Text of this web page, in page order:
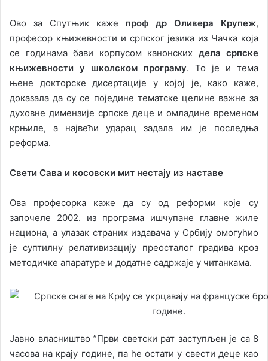
Ово за Спутњик каже проф др Оливера Крупеж,
професор књижевности и српског језика из Чачка која
се годинама бави корпусом канонских дела српске
књижевности у школском програму. То је и тема
њене докторске дисертације у којој је, како каже,
доказала да су се поједине тематске целине важне за
духовне димензије српске деце и омладине временом
крњиле, а највећи ударац задала им је последња
реформа.
Свети Сава и косовски мит нестају из наставе
Ова професорка каже да су од реформи које су
започеле 2002. из програма ишчупане главне жиле
национа, а улазак страних издавача у Србију омогућио
је суптилну релативизацију преосталог градива кроз
методичке апаратуре и додатне садржаје у читанкама.
Јавно власништво ”Први светски рат заступљен је са 8
часова на крају године, па ће остати у свести деце као